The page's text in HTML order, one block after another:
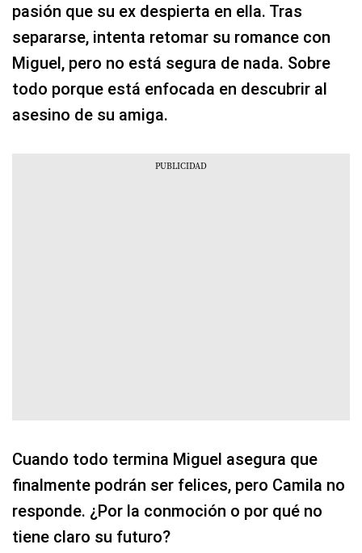
pasión que su ex despierta en ella. Tras
separarse, intenta retomar su romance con
Miguel, pero no está segura de nada. Sobre
todo porque está enfocada en descubrir al
asesino de su amiga.
Cuando todo termina Miguel asegura que
finalmente podrán ser felices, pero Camila no
responde. ¿Por la conmoción o por qué no
tiene claro su futuro?